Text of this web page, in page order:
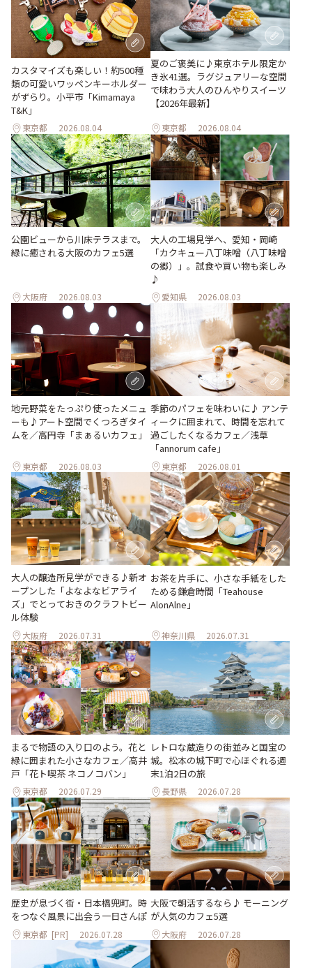
カスタマイズも楽しい！約500種
類の可愛いワッペンキーホルダー
がずらり。小平市「Kimamaya
T&K」
東京都 2026.08.04
夏のご褒美に♪東京ホテル限定か
き氷41選。ラグジュアリーな空間
で味わう大人のひんやりスイーツ
【2026年最新】
東京都 2026.08.04
公園ビューから川床テラスまで。
緑に癒される大阪のカフェ5選
大阪府 2026.08.03
大人の工場見学へ、愛知・岡崎
「カクキュー八丁味噌（八丁味噌
の郷）」。試食や買い物も楽しみ
♪
愛知県 2026.08.03
地元野菜をたっぷり使ったメニュ
ーも♪アート空間でくつろぎタイ
ムを／高円寺「まぁるいカフェ」
東京都 2026.08.03
季節のパフェを味わいに♪ アンテ
ィークに囲まれて、時間を忘れて
過ごしたくなるカフェ／浅草
「annorum cafe」
東京都 2026.08.01
大人の醸造所見学ができる♪新オ
ープンした「よなよなビアライ
ズ」でとっておきのクラフトビー
ル体験
大阪府 2026.07.31
お茶を片手に、小さな手紙をした
ためる鎌倉時間「Teahouse
AlonAlne」
神奈川県 2026.07.31
まるで物語の入り口のよう。花と
緑に囲まれた小さなカフェ／高井
戸「花ト喫茶 ネコノコバン」
東京都 2026.07.29
レトロな蔵造りの街並みと国宝の
城。松本の城下町で心ほぐれる週
末1泊2日の旅
長野県 2026.07.28
歴史が息づく街・日本橋兜町。時
をつなぐ風景に出会う一日さんぽ
東京都 [PR] 2026.07.28
大阪で朝活するなら♪ モーニング
が人気のカフェ5選
大阪府 2026.07.28